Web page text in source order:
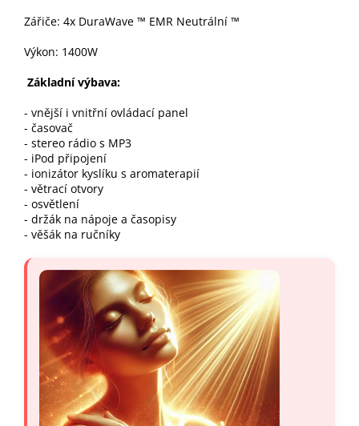
Zářiče: 4x DuraWave ™ EMR Neutrální ™
Výkon: 1400W
Základní výbava:
- vnější i vnitřní ovládací panel
- časovač
- stereo rádio s MP3
- iPod připojení
- ionizátor kyslíku s aromaterapií
- větrací otvory
- osvětlení
- držák na nápoje a časopisy
- věšák na ručníky